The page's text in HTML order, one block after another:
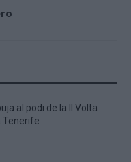
al podi de la II Volta
Tenerife